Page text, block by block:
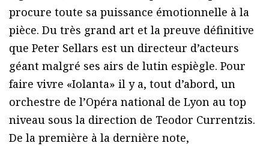
procure toute sa puissance émotionnelle à la
pièce. Du très grand art et la preuve définitive
que Peter Sellars est un directeur d’acteurs
géant malgré ses airs de lutin espiègle. Pour
faire vivre «Iolanta» il y a, tout d’abord, un
orchestre de l’Opéra national de Lyon au top
niveau sous la direction de Teodor Currentzis.
De la première à la dernière note,